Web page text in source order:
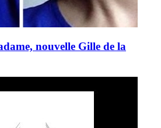
nouvelle Gille de la